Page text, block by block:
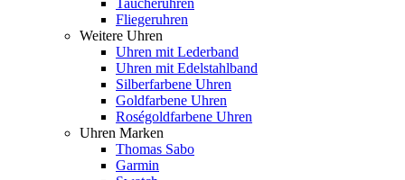
Taucheruhren
Fliegeruhren
Weitere Uhren
Uhren mit Lederband
Uhren mit Edelstahlband
Silberfarbene Uhren
Goldfarbene Uhren
Roségoldfarbene Uhren
Uhren Marken
Thomas Sabo
Garmin